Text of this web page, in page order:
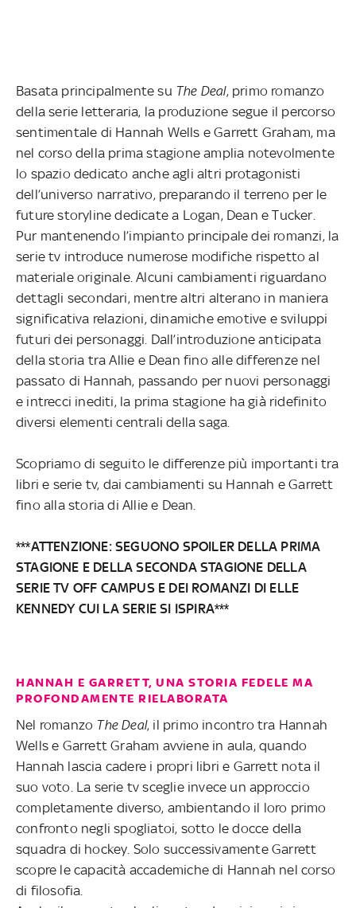
Basata principalmente su The Deal, primo romanzo
della serie letteraria, la produzione segue il percorso
sentimentale di Hannah Wells e Garrett Graham, ma
nel corso della prima stagione amplia notevolmente
lo spazio dedicato anche agli altri protagonisti
dell’universo narrativo, preparando il terreno per le
future storyline dedicate a Logan, Dean e Tucker.
Pur mantenendo l’impianto principale dei romanzi, la
serie tv introduce numerose modifiche rispetto al
materiale originale. Alcuni cambiamenti riguardano
dettagli secondari, mentre altri alterano in maniera
significativa relazioni, dinamiche emotive e sviluppi
futuri dei personaggi. Dall’introduzione anticipata
della storia tra Allie e Dean fino alle differenze nel
passato di Hannah, passando per nuovi personaggi
e intrecci inediti, la prima stagione ha già ridefinito
diversi elementi centrali della saga.
Scopriamo di seguito le differenze più importanti tra
libri e serie tv, dai cambiamenti su Hannah e Garrett
fino alla storia di Allie e Dean.
***ATTENZIONE: SEGUONO SPOILER DELLA PRIMA
STAGIONE E DELLA SECONDA STAGIONE DELLA
SERIE TV OFF CAMPUS E DEI ROMANZI DI ELLE
KENNEDY CUI LA SERIE SI ISPIRA***
HANNAH E GARRETT, UNA STORIA FEDELE MA
PROFONDAMENTE RIELABORATA
Nel romanzo The Deal, il primo incontro tra Hannah
Wells e Garrett Graham avviene in aula, quando
Hannah lascia cadere i propri libri e Garrett nota il
suo voto. La serie tv sceglie invece un approccio
completamente diverso, ambientando il loro primo
confronto negli spogliatoi, sotto le docce della
squadra di hockey. Solo successivamente Garrett
scopre le capacità accademiche di Hannah nel corso
di filosofia.